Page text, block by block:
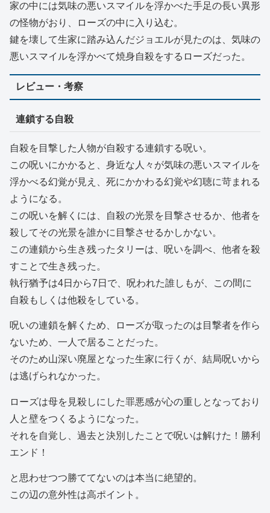
家の中には気味の悪いスマイルを浮かべた手足の長い異形
の怪物がおり、ローズの中に入り込む。
鍵を壊して生家に踏み込んだジョエルが見たのは、気味の
悪いスマイルを浮かべて焼身自殺をするローズだった。
レビュー・考察
連鎖する自殺
自殺を目撃した人物が自殺する連鎖する呪い。
この呪いにかかると、身近な人々が気味の悪いスマイルを
浮かべる幻覚が見え、死にかかわる幻覚や幻聴に苛まれる
ようになる。
この呪いを解くには、自殺の光景を目撃させるか、他者を
殺してその光景を誰かに目撃させるかしかない。
この連鎖から生き残ったタリーは、呪いを調べ、他者を殺
すことで生き残った。
執行猶予は4日から7日で、呪われた誰しもが、この間に
自殺もしくは他殺をしている。
呪いの連鎖を解くため、ローズが取ったのは目撃者を作ら
ないため、一人で居ることだった。
そのため山深い廃屋となった生家に行くが、結局呪いから
は逃げられなかった。
ローズは母を見殺しにした罪悪感が心の重しとなっており
人と壁をつくるようになった。
それを自覚し、過去と決別したことで呪いは解けた！勝利
エンド！
と思わせつつ勝ててないのは本当に絶望的。
この辺の意外性は高ポイント。